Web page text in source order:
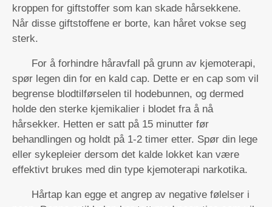
kroppen for giftstoffer som kan skade hårsekkene.
Når disse giftstoffene er borte, kan håret vokse seg
sterk.
For å forhindre håravfall på grunn av kjemoterapi,
spør legen din for en kald cap. Dette er en cap som vil
begrense blodtilførselen til hodebunnen, og dermed
holde den sterke kjemikalier i blodet fra å nå
hårsekker. Hetten er satt på 15 minutter før
behandlingen og holdt på 1-2 timer etter. Spør din lege
eller sykepleier dersom det kalde lokket kan være
effektivt brukes med din type kjemoterapi narkotika.
Hårtap kan egge et angrep av negative følelser i